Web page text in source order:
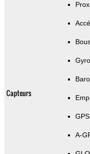
Capteurs
GPS
A-